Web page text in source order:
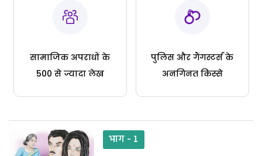
सामाजिक अपराधों के
500 से ज्यादा लेख
पुलिस और गैंगस्टर्स के
अनगिनत किस्से
भाग - 1